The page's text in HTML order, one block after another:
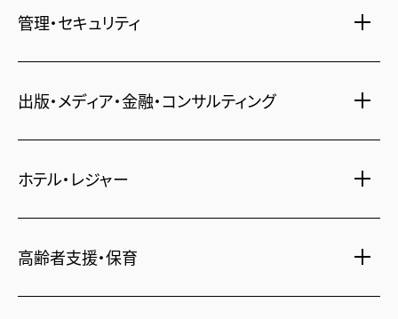
新築分譲マンション・新築戸建
注文住宅・リフォーム
賃貸・売買物件情報
不動産仲介
一括寮仲介
不動産投資
管理・セキュリティ
社宅代行
時間貸し駐車場
ビル管理
鍵・カードキー
24時間コールセンター
出版・メディア・金融・コンサルティング
書籍・コミック
広告代理店
住宅ローン
保険・資産運用
ホテル・レジャー
シティ・リゾートホテル
高齢者支援・保育